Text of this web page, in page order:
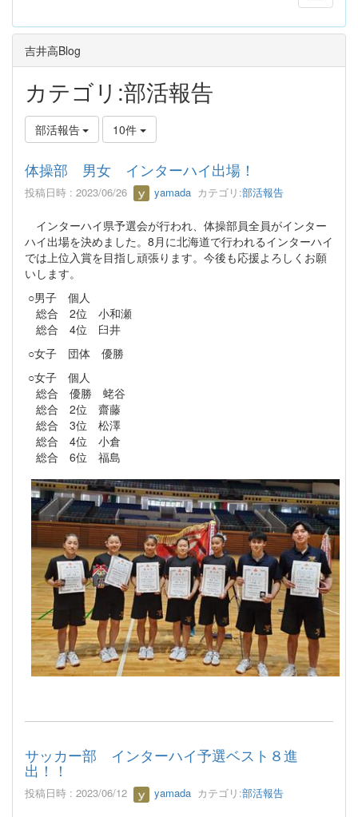
吉井高Blog
カテゴリ:部活報告
部活報告 10件
体操部 男女 インターハイ出場！
投稿日時 : 2023/06/26 yamada カテゴリ:部活報告
インターハイ県予選会が行われ、体操部員全員がインター
ハイ出場を決めました。8月に北海道で行われるインターハイ
では上位入賞を目指し頑張ります。今後も応援よろしくお願
いします。
○男子 個人
総合 2位 小和瀬
総合 4位 臼井
○女子 団体 優勝
○女子 個人
総合 優勝 蛯谷
総合 2位 齋藤
総合 3位 松澤
総合 4位 小倉
総合 6位 福島
サッカー部 インターハイ予選ベスト８進
出！！
投稿日時 : 2023/06/12 yamada カテゴリ:部活報告